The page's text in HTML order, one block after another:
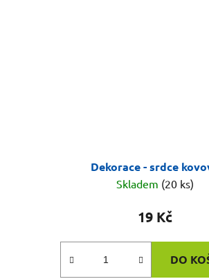
Dekorace - srdce
Skladem (20 ks)
19 Kč
DO